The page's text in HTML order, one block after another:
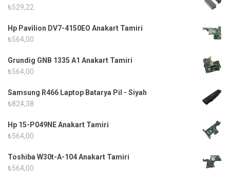
₺529,22
Hp Pavilion DV7-4150EO Anakart Tamiri
₺564,00
Grundig GNB 1335 A1 Anakart Tamiri
₺564,00
Samsung R466 Laptop Batarya Pil - Siyah
₺824,38
Hp 15-P049NE Anakart Tamiri
₺564,00
Toshiba W30t-A-104 Anakart Tamiri
₺564,00